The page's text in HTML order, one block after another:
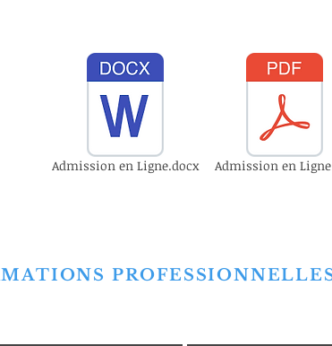
Admission en Ligne.docx Admission en